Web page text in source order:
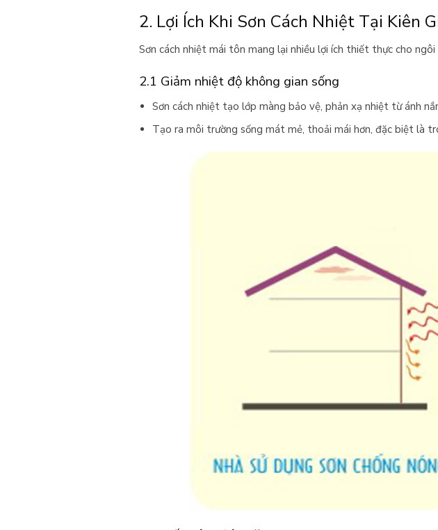
2. Lợi Ích Khi Sơn Cách Nhiệt Tại Kiên
Sơn cách nhiệt mái tôn mang lại nhiều lợi ích thiết thực cho ngôi
2.1 Giảm nhiệt độ không gian sống
Sơn cách nhiệt tạo lớp màng bảo vệ, phản xạ nhiệt từ ánh
Tạo ra môi trường sống mát mẻ, thoải mái hơn, đặc biệt là